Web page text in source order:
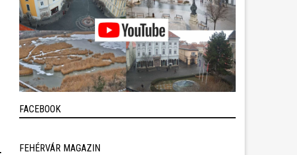
FACEBOOK
FEHÉRVÁR MAGAZIN